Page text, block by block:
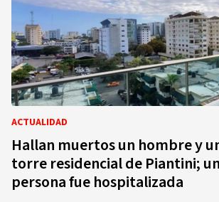
ACTUALIDAD
Hallan muertos un hombre y
torre residencial de Piantini;
persona fue hospitalizada